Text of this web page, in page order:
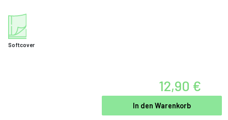
Softcover
12,90 €
In den Warenkorb